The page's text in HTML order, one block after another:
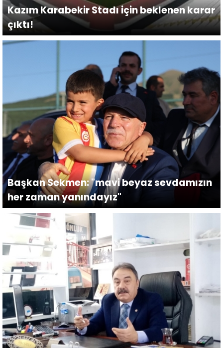
Kazım Karabekir Stadı için beklenen karar
çıktı!
Başkan Sekmen: "mavi beyaz sevdamızın
her zaman yanındayız"